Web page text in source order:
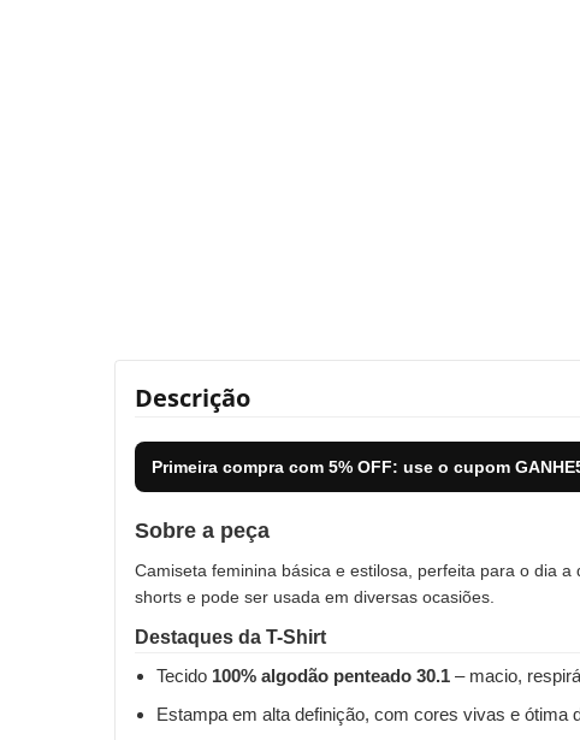
Descrição
Primeira compra com 5% OFF: use o cupom
Sobre a peça
Camiseta feminina básica e estilosa, perfeita para o dia
shorts e pode ser usada em diversas ocasiões.
Destaques da T-Shirt
Tecido 100% algodão penteado 30.1 – macio,
Estampa em alta definição, com cores vivas e ótima